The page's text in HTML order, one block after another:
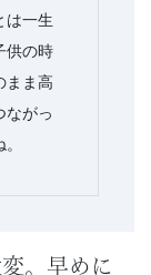
は一生
供の時
まま高
ながっ
。早めに